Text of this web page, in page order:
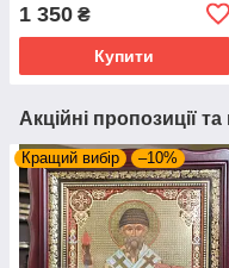
37*47,сюжет 30*40
1 350 ₴
Купити
Акційні пропозиції
Кращий вибір –10%